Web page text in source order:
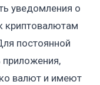
уведомления о
криптовалютам
постоянной
валют и имеют